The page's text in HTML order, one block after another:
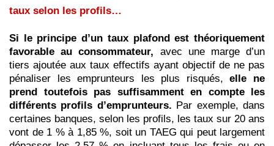
taux selon les profils…
Si le principe d’un taux plafond est théoriquement
favorable au consommateur, avec une marge d’un
tiers ajoutée aux taux effectifs ayant objectif de ne pas
pénaliser les emprunteurs les plus risqués,elle ne
prend toutefois pas suffisamment en compte les
différents profils d’emprunteurs. Par exemple, dans
certaines banques, selon les profils, les taux sur 20 ans
vont de 1 % à 1,85 %, soit un TAEG qui peut largement